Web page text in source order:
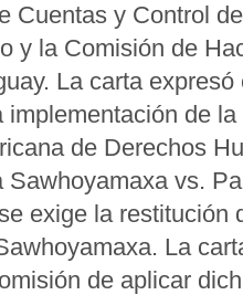
Cuentas y Control
y la Comisión de
La carta
implementación de
de Derechos
Sawhoyamaxa vs.
exige la restitución
La
de aplicar